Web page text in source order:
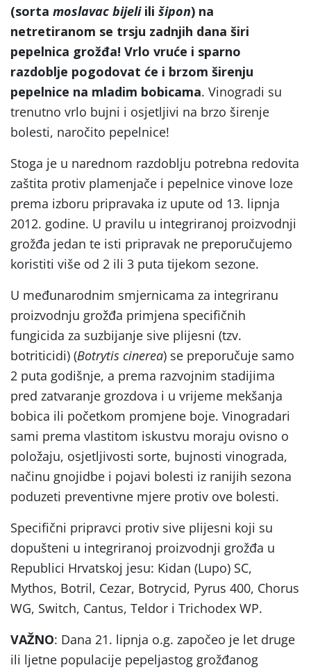
(sorta moslavac bijeliili šipon) na
netretiranom se trsju zadnjih dana širi
pepelnica grožđa! Vrlo vruće i sparno
razdoblje pogodovat će i brzom širenju
pepelnice na mladim bobicama. Vinogradi su
trenutno vrlo bujni i osjetljivi na brzo širenje
bolesti, naročito pepelnice!
Stoga je u narednom razdoblju potrebna redovita
zaštita protiv plamenjače i pepelnice vinove loze
prema izboru pripravaka iz upute od 13. lipnja
2012. godine. U pravilu u integriranoj proizvodnji
grožđa jedan te isti pripravak ne preporučujemo
koristiti više od 2 ili 3 puta tijekom sezone.
U međunarodnim smjernicama za integriranu
proizvodnju grožđa primjena specifičnih
fungicida za suzbijanje sive plijesni (tzv.
botriticidi) (Botrytis cinerea) se preporučuje samo
2 puta godišnje, a prema razvojnim stadijima
pred zatvaranje grozdova i u vrijeme mekšanja
bobica ili početkom promjene boje. Vinogradari
sami prema vlastitom iskustvu moraju ovisno o
položaju, osjetljivosti sorte, bujnosti vinograda,
načinu gnojidbe i pojavi bolesti iz ranijih sezona
poduzeti preventivne mjere protiv ove bolesti.
Specifični pripravci protiv sive plijesni koji su
dopušteni u integriranoj proizvodnji grožđa u
Republici Hrvatskoj jesu: Kidan (Lupo) SC,
Mythos, Botril, Cezar, Botrycid, Pyrus 400, Chorus
WG, Switch, Cantus, Teldor i Trichodex WP.
VAŽNO: Dana 21. lipnja o.g. započeo je let druge
ili ljetne populacije pepeljastog grožđanog